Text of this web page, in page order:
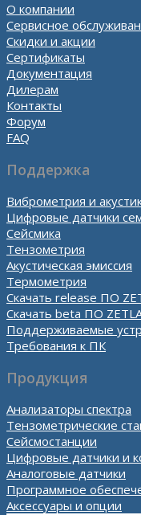
О компании
Сервисное
Скидки и акции
Сертификаты
Документация
Дилерам
Контакты
Форум
FAQ
Поддержка
Виброметрия и
Цифровые датчики
Сейсмика
Тензометрия
Акустическая эмиссия
Термометрия
Скачать release ПО
Скачать beta ПО
Поддерживаемые
Требования к ПК
Продукция
Анализаторы спектра
Тензометрические
Сейсмостанции
Цифровые датчики и
Аналоговые датчики
Программное
Аксессуары и опции